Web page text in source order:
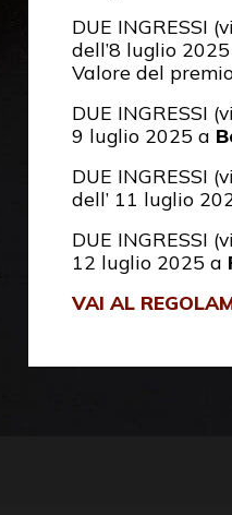
DUE INGRESSI
dell’8 luglio
Valore del
DUE INGRESSI
9 luglio 2025 a
DUE INGRESSI
dell’ 11 luglio
DUE INGRESSI
12 luglio 2025 a
VAI AL